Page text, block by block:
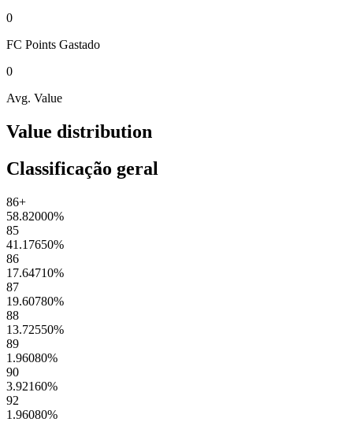
0
FC Points Gastado
0
Avg. Value
Value distribution
Classificação geral
86+
58.82000%
85
41.17650%
86
17.64710%
87
19.60780%
88
13.72550%
89
1.96080%
90
3.92160%
92
1.96080%